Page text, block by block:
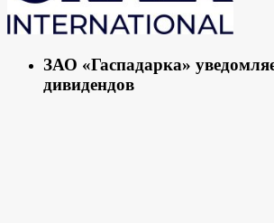
ЗАО «Гаспадарка»
дивидендов